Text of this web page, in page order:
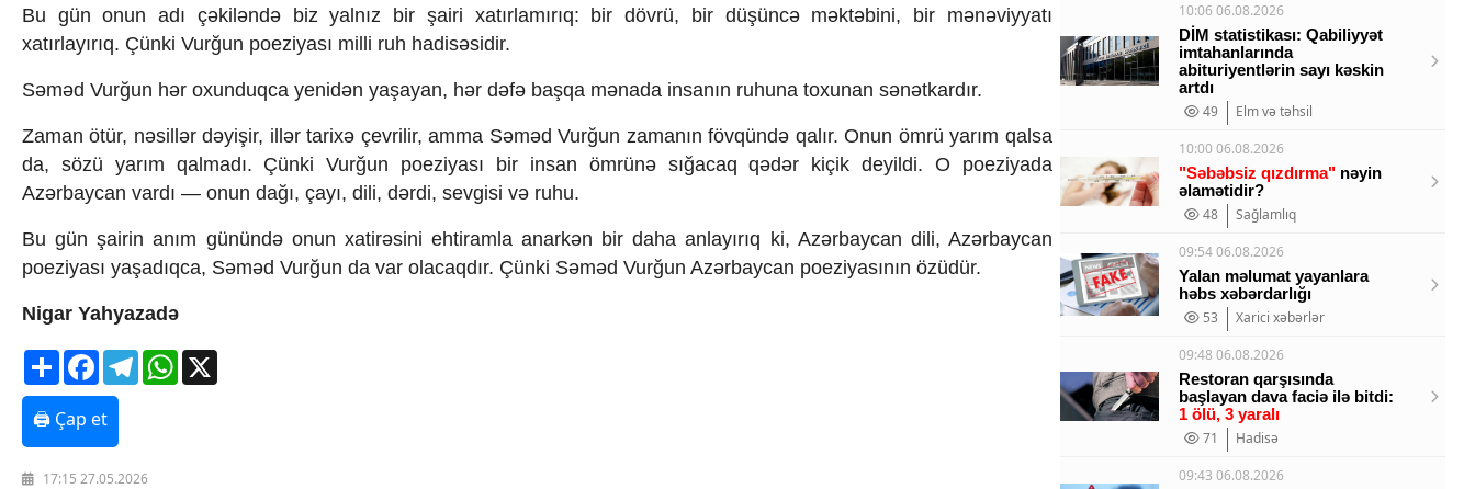
Bu gün onun adı çəkiləndə biz yalnız bir şairi xatırlamırıq: bir dövrü, bir düşüncə məktəbini, bir mənəviyyatı
xatırlayırıq. Çünki Vurğun poeziyası milli ruh hadisəsidir.
Səməd Vurğun hər oxunduqca yenidən yaşayan, hər dəfə başqa mənada insanın ruhuna toxunan sənətkardır.
Zaman ötür, nəsillər dəyişir, illər tarixə çevrilir, amma Səməd Vurğun zamanın fövqündə qalır. Onun ömrü yarım qalsa
da, sözü yarım qalmadı. Çünki Vurğun poeziyası bir insan ömrünə sığacaq qədər kiçik deyildi. O poeziyada
Azərbaycan vardı — onun dağı, çayı, dili, dərdi, sevgisi və ruhu.
Bu gün şairin anım günündə onun xatirəsini ehtiramla anarkən bir daha anlayırıq ki, Azərbaycan dili, Azərbaycan
poeziyası yaşadıqca, Səməd Vurğun da var olacaqdır. Çünki Səməd Vurğun Azərbaycan poeziyasının özüdür.
Nigar Yahyazadə
ShareFacebookTelegramWhatsApp
🖨 Çap et
17:15 27.05.2026
10:06 06.08.2026
DİM statistikası: Qabiliyyət
imtahanlarında
abituriyentlərin sayı kəskin
artdı
49
Elm və təhsil
10:00 06.08.2026
"Səbəbsiz qızdırma" nəyin
əlamətidir?
48
Sağlamlıq
09:54 06.08.2026
Yalan məlumat yayanlara
həbs xəbərdarlığı
53
Xarici xəbərlər
09:48 06.08.2026
Restoran qarşısında
başlayan dava faciə ilə bitdi:
1 ölü, 3 yaralı
71
Hadisə
09:43 06.08.2026